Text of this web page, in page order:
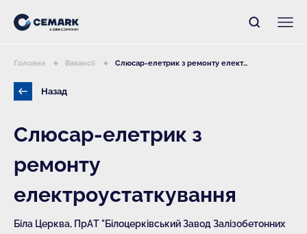
Назад
Головна Вакансії Слюсар-елетрик з ремонту елект...
Слюсар-елетрик з
ремонту
електроустаткування
Біла Церква, ПрАТ "Білоцерківський Завод Залізобетонних